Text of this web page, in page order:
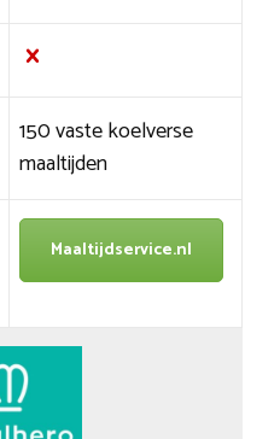
150 vaste koelverse
maaltijden
Maaltijdservice.nl